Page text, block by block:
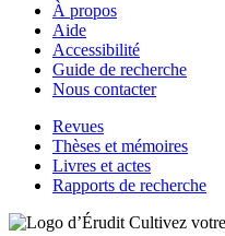
À propos
Aide
Accessibilité
Guide de recherche
Nous contacter
Revues
Thèses et mémoires
Livres et actes
Rapports de recherche
Cultivez